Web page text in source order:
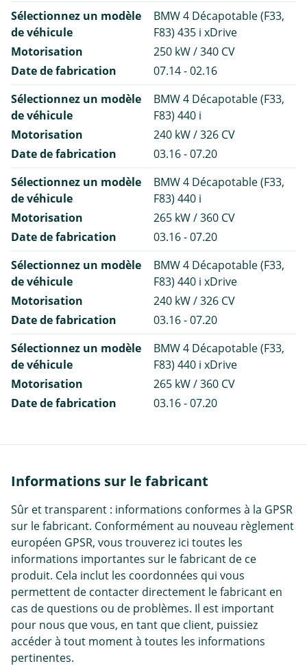
Sélectionnez un modèle
de véhicule
BMW 4 Décapotable (F33,
F83) 435 i xDrive
Motorisation
250 kW / 340 CV
Date de fabrication
07.14 - 02.16
Sélectionnez un modèle
de véhicule
BMW 4 Décapotable (F33,
F83) 440 i
Motorisation
240 kW / 326 CV
Date de fabrication
03.16 - 07.20
Sélectionnez un modèle
de véhicule
BMW 4 Décapotable (F33,
F83) 440 i
Motorisation
265 kW / 360 CV
Date de fabrication
03.16 - 07.20
Sélectionnez un modèle
de véhicule
BMW 4 Décapotable (F33,
F83) 440 i xDrive
Motorisation
240 kW / 326 CV
Date de fabrication
03.16 - 07.20
Sélectionnez un modèle
de véhicule
BMW 4 Décapotable (F33,
F83) 440 i xDrive
Motorisation
265 kW / 360 CV
Date de fabrication
03.16 - 07.20
Informations sur le fabricant
Sûr et transparent : informations conformes à la GPSR
sur le fabricant. Conformément au nouveau règlement
européen GPSR, vous trouverez ici toutes les
informations importantes sur le fabricant de ce
produit. Cela inclut les coordonnées qui vous
permettent de contacter directement le fabricant en
cas de questions ou de problèmes. Il est important
pour nous que vous, en tant que client, puissiez
accéder à tout moment à toutes les informations
pertinentes.